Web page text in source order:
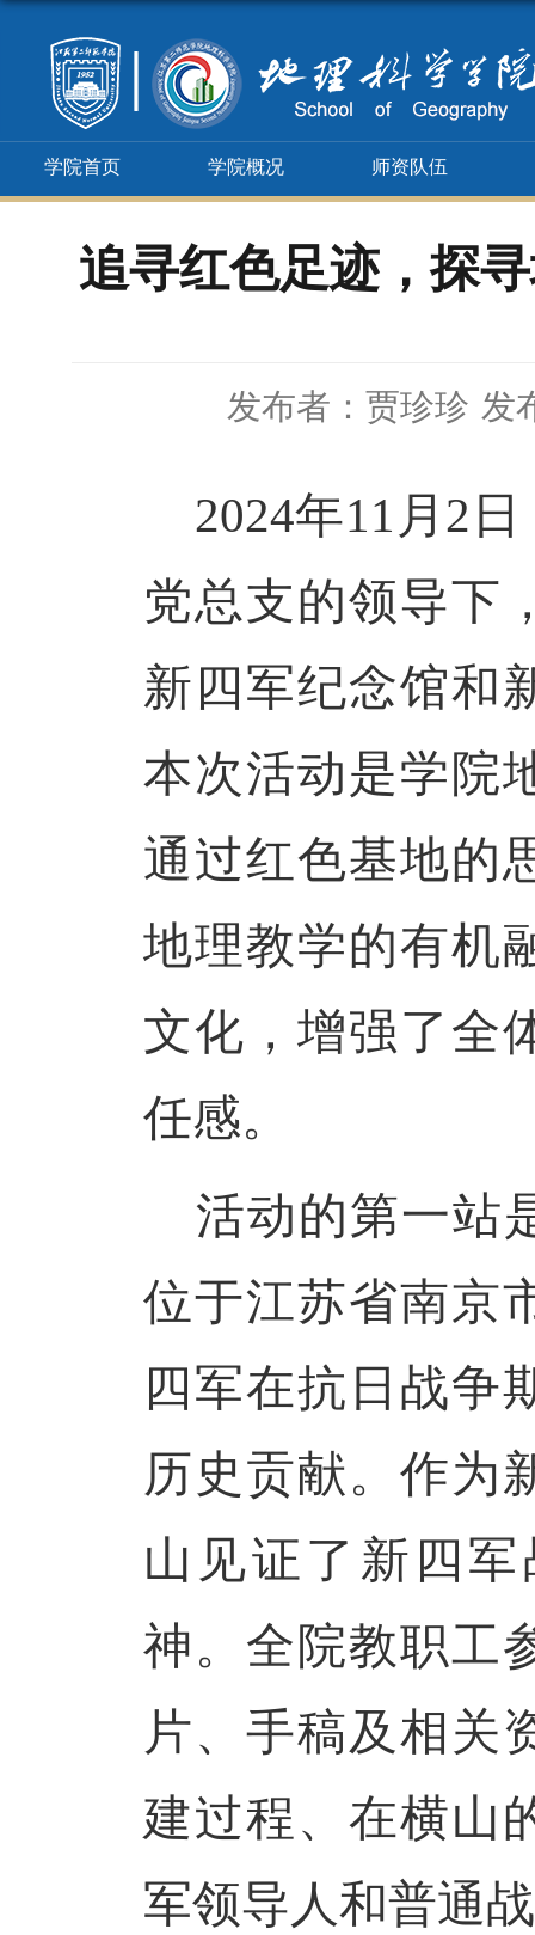
学院首页 学院概况 师资队伍
追寻红色足迹，探
发布者：贾珍珍 发
2024年11 月 2
党总支的领导下
新四军纪念馆和
本次活动是学院
通过红色基地的
地理教学的有机
文化，增强了全
任感。
活动的第一站
位于江苏省南京
四军在抗日战争
历史贡献。作为
山见证了新四
神。全院教职工
片、手稿及相关
建过程、在横山
军领导人和普通